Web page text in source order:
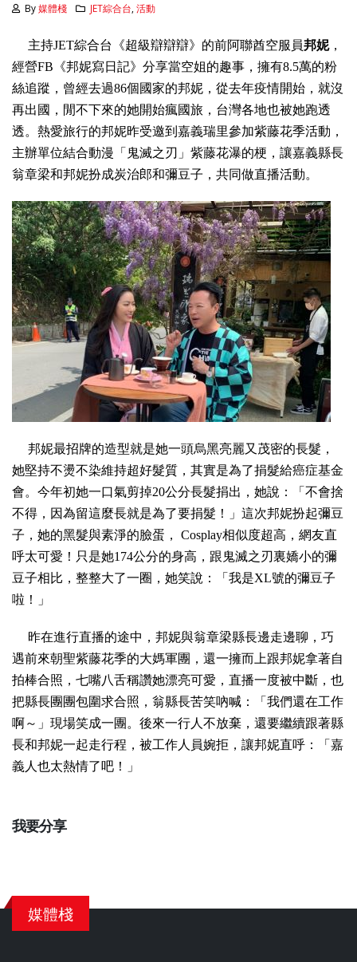
By媒體棧 JET綜合台 活動
主持JET綜合台 《超級辯辯辯》的前阿聯酋空服員邦妮，
經營FB 《邦妮寫日記》 分享當空姐的趣事， 擁有8.5萬的粉
絲追蹤，曾經去過86個國家的邦妮，從去年疫情開始，就沒
再出國，閒不下來的她開始瘋國旅，台灣各地也被她跑透
透。 熱愛旅行的邦妮昨受邀到嘉義瑞里參加紫藤花季活動，
主辦單位結合動漫「鬼滅之刃」紫藤花瀑的梗，讓嘉義縣長
翁章梁和邦妮扮成炭治郎和彌豆子，共同做直播活動。
邦妮最招牌的造型就是她一頭烏黑亮麗又茂密的長髮，
她堅持不燙不染維持超好髮質，其實是為了捐髮給癌症基金
會。今年初她一口氣剪掉20公分長髮捐出，她說： 「不會捨
不得，因為留這麼長就是為了要捐髮！」這次邦妮扮起彌豆
子，她的黑髮與素淨的臉蛋， Cosplay相似度超高，網友直
呼太可愛！只是她174公分的身高，跟鬼滅之刃裏嬌小的彌
豆子相比，整整大了一圈，她笑說：「我是XL號的彌豆子
啦！」
昨在進行直播的途中，邦妮與翁章梁縣長邊走邊聊，巧
遇前來朝聖紫藤花季的大媽軍團，還一擁而上跟邦妮拿著自
拍棒合照，七嘴八舌稱讚她漂亮可愛，直播一度被中斷，也
把縣長團團包圍求合照，翁縣長苦笑吶喊：「我們還在工作
啊～」現場笑成一團。後來一行人不放棄，還要繼續跟著縣
長和邦妮一起走行程，被工作人員婉拒，讓邦妮直呼：「嘉
義人也太熱情了吧！ 」
我要分享
媒體棧